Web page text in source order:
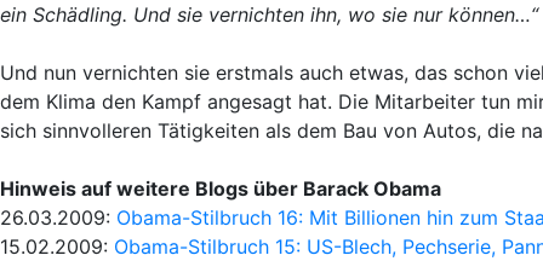
ein Schädling. Und sie vernichten ihn, wo sie nur können…“
Und nun vernichten sie erstmals auch etwas, das schon
dem Klima den Kampf angesagt hat. Die Mitarbeiter tun
sich sinnvolleren Tätigkeiten als dem Bau von Autos, die
Hinweis auf weitere Blogs über Barack Obama
26.03.2009: Obama-Stilbruch 16: Mit Billionen hin zum
15.02.2009: Obama-Stilbruch 15: US-Blech, Pechserie,